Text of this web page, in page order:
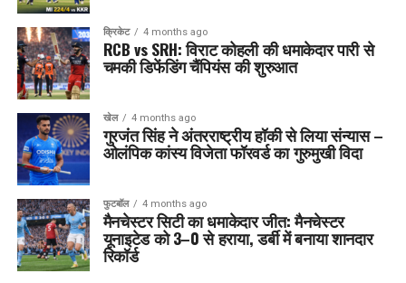
क्रिकेट 4 months ago
RCB vs SRH: विराट कोहली की धमाकेदार पारी से
चमकी डिफेंडिंग चैंपियंस की शुरुआत
खेल 4 months ago
गुरजंत सिंह ने अंतरराष्ट्रीय हॉकी से लिया संन्यास –
ओलंपिक कांस्य विजेता फॉरवर्ड का गुरुमुखी विदा
फुटबॉल 4 months ago
मैनचेस्टर सिटी का धमाकेदार जीत: मैनचेस्टर
यूनाइटेड को 3–0 से हराया, डर्बी में बनाया शानदार
रिकॉर्ड